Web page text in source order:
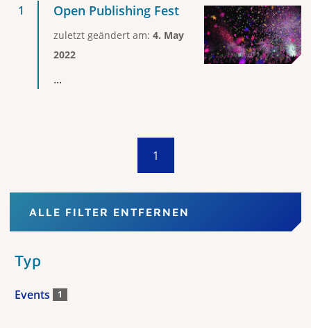
Open Publishing Fest
zuletzt geändert am: 4. May
2022
...
1
ALLE FILTER ENTFERNEN
Typ
Events 1